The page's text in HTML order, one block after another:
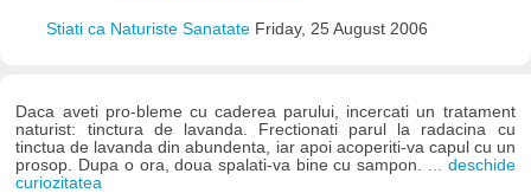
Stiati ca Naturiste Sanatate Friday, 25 August 2006
Daca aveti pro-bleme cu caderea parului, incercati un tratament
naturist: tinctura de lavanda. Frectionati parul la radacina cu
tinctua de lavanda din abundenta, iar apoi acoperiti-va capul cu un
prosop. Dupa o ora, doua spalati-va bine cu sampon.
... deschide
curiozitatea